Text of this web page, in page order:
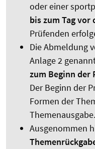
oder einer
bis zum Tag vor
Prüfenden
Die Abmeldung
Anlage 2
zum Beginn der
Der Beginn der
Formen der
Themenausgabe.
Ausgenommen